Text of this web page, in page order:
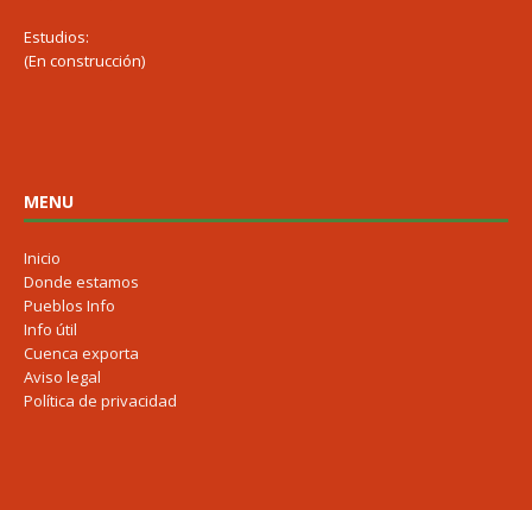
Estudios:
(En construcción)
MENU
Inicio
Donde estamos
Pueblos Info
Info útil
Cuenca exporta
Aviso legal
Política de privacidad